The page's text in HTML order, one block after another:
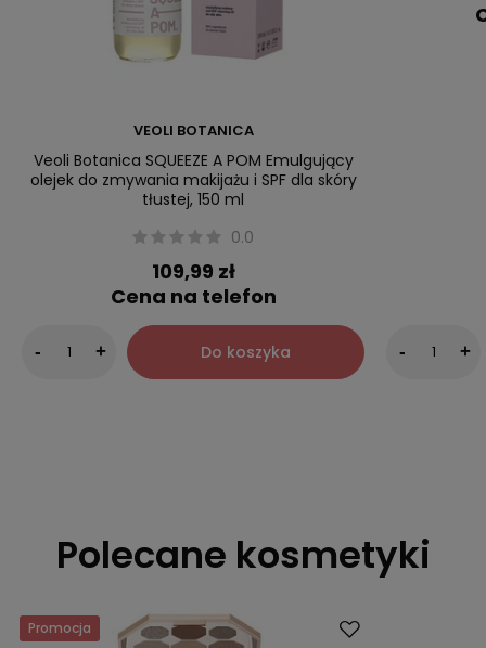
VEOLI BOTANICA
Veoli Botanica SQUEEZE A POM Emulgujący
olejek do zmywania makijażu i SPF dla skóry
tłustej, 150 ml
0.0
109,99 zł
Cena na telefon
- + Do koszyka - +
Polecane kosmetyki
Promocja